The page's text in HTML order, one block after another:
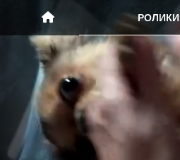
РОЛИКИ